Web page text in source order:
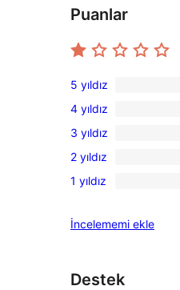
Puanlar
0
5
yıldızlı
inceleme
5 yıldız
0
4
yıldızlı
inceleme
4 yıldız
0
3
yıldızlı
3 yıldız
0
2
inceleme
2 yıldız
1
yıldızlı
1 yıldız
İncelememi ekle
Destek